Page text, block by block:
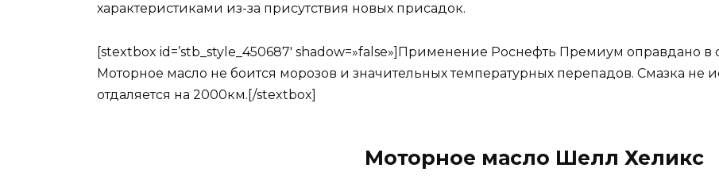
характеристиками из-за присутствия новых присадок.
[stextbox id=’stb_style_450687′ shadow=»false»]Применение Роснефть Премиум оправдано
Моторное масло не боится морозов и значительных температурных перепадов. Смазка не
отдаляется на 2000км.[/stextbox]
Моторное масло Шелл Хеликс